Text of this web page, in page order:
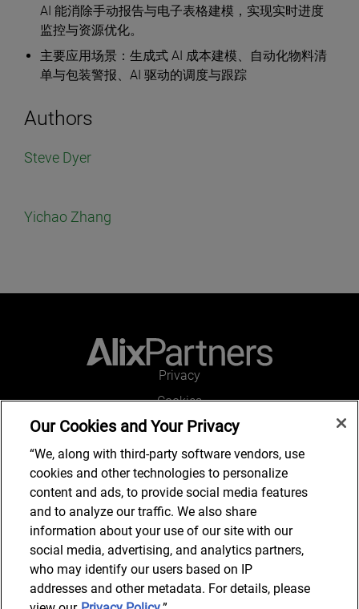
Authors
Steve Dyer
Yichao Zhang
AI 能消除手动报告与电子表格建模，实现实时进度
监控与资源优化。
主要应用场景 ：生成式 AI 成本建模、自动化物料清
单与包装警报、AI 驱动的调度与跟踪
Privacy
Cookies
Legal and Regulatory
Accessibility
Connect with us
Subscribe to updates
Our Cookies and Your Privacy
“We, along with third-party software vendors, use
cookies and other technologies to personalize
content and ads, to provide social media features
and to analyze our traffic. We also share
information about your use of our site with our
social media, advertising, and analytics partners,
who may identify our users based on IP
addresses and other metadata. For details, please